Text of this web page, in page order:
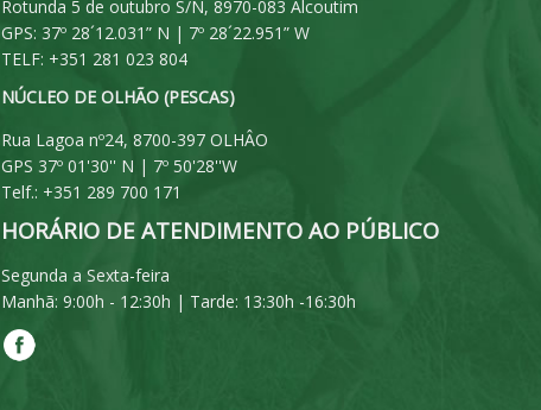
Rotunda 5 de outubro S/N, 8970-083 Alcoutim
GPS: 37º 28´12.031” N | 7º 28´22.951” W
TELF: +351 281 023 804
NÚCLEO DE OLHÃO (PESCAS)
Rua Lagoa nº24, 8700-397 OLHÂO
GPS 37º 01'30'' N | 7º 50'28''W
Telf.: +351 289 700 171
HORÁRIO DE ATENDIMENTO AO PÚBLICO
Segunda a Sexta-feira
Manhã: 9:00h - 12:30h | Tarde: 13:30h -16:30h